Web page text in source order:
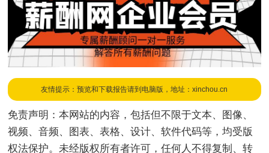
友情提示：预览和下载报告请到电脑版，地址：xinchou.cn
免责声明：本网站的内容，包括但不限于文本、图像、
视频、音频、图表、表格、设计、软件代码等，均受版
权法保护。未经版权所有者许可，任何人不得复制、转